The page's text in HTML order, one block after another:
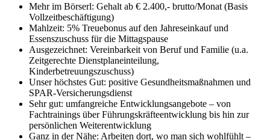
Mehr im Börserl: Gehalt ab € 2.400,- brutto/Monat (Basis
Vollzeitbeschäftigung)
Mahlzeit: 5% Treuebonus auf den Jahreseinkauf und
Essenszuschuss für die Mittagspause
Ausgezeichnet: Vereinbarkeit von Beruf und Familie (u.a.
Zeitgerechte Dienstplaneinteilung,
Kinderbetreuungszuschuss)
Unser höchstes Gut: positive Gesundheitsmaßnahmen und
SPAR-Versicherungsdienst
Sehr gut: umfangreiche Entwicklungsangebote – von
Fachtrainings über Führungskräfteentwicklung bis hin zur
persönlichen Weiterentwicklung
Ganz in der Nähe: Arbeiten dort, wo man sich wohlfühlt –